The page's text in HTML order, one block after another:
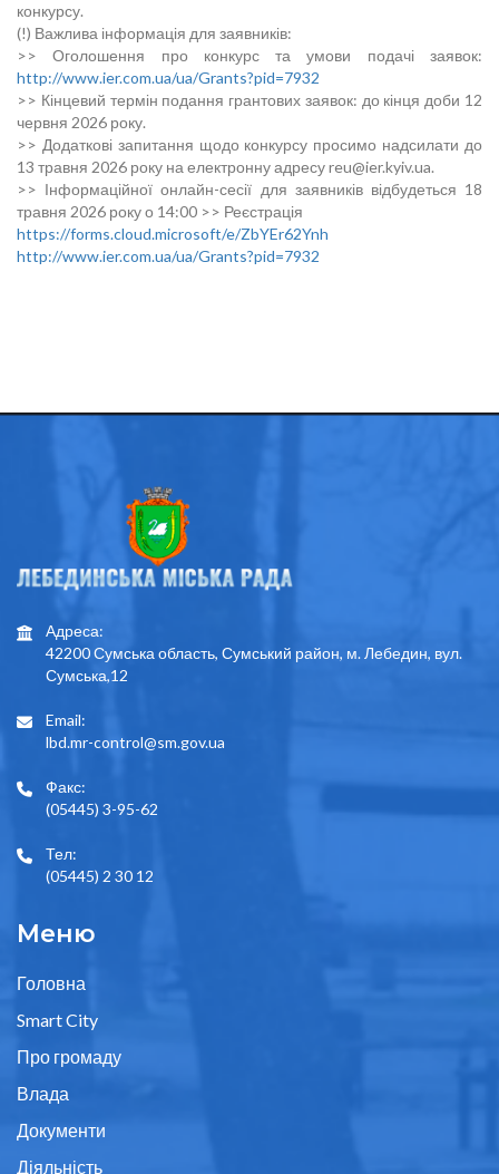
конкурсу.
(!) Важлива інформація для заявників:
>> Оголошення про конкурс та умови подачі заявок:
http://www.ier.com.ua/ua/Grants?pid=7932
>> Кінцевий термін подання грантових заявок: до кінця доби 12
червня 2026 року.
>> Додаткові запитання щодо конкурсу просимо надсилати до
13 травня 2026 року на електронну адресу reu@ier.kyiv.ua.
>> Інформаційної онлайн-сесії для заявників відбудеться 18
травня 2026 року о 14:00 >> Реєстрація
https://forms.cloud.microsoft/e/ZbYEr62Ynh
http://www.ier.com.ua/ua/Grants?pid=7932
Адреса:
42200 Сумська область, Сумський район, м. Лебедин, вул.
Сумська,12
Email:
lbd.mr-control@sm.gov.ua
Факс:
(05445) 3-95-62
Тел:
(05445) 2 30 12
Меню
Головна
Smart City
Про громаду
Влада
Документи
Діяльність